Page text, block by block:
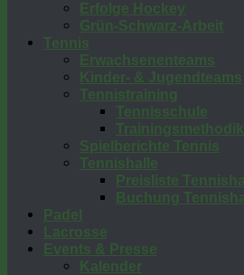
Erfolge Hockey
Grün-Schwarz-Arbeit
Tennis
Erwachsenenteams
Kinder- & Jugendteams
Tennistraining
Tennisschule
Trainingsmethodik
Spielberichte Tennis
Tennishalle
Preisliste
Buchung
Padel
Lacrosse
Events & Presse
Kalender